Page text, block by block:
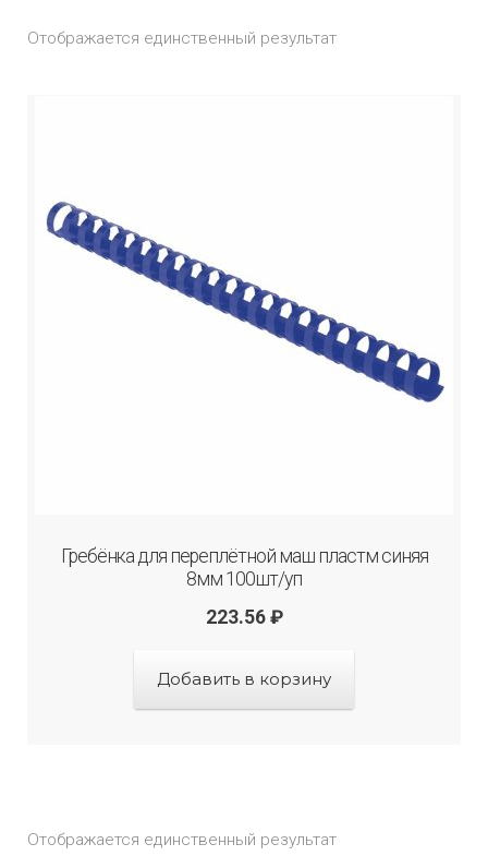
Отображается единственный результат
Гребёнка для переплётной маш пластм синяя
8мм 100шт/уп
223.56 ₽
Добавить в корзину
Отображается единственный результат